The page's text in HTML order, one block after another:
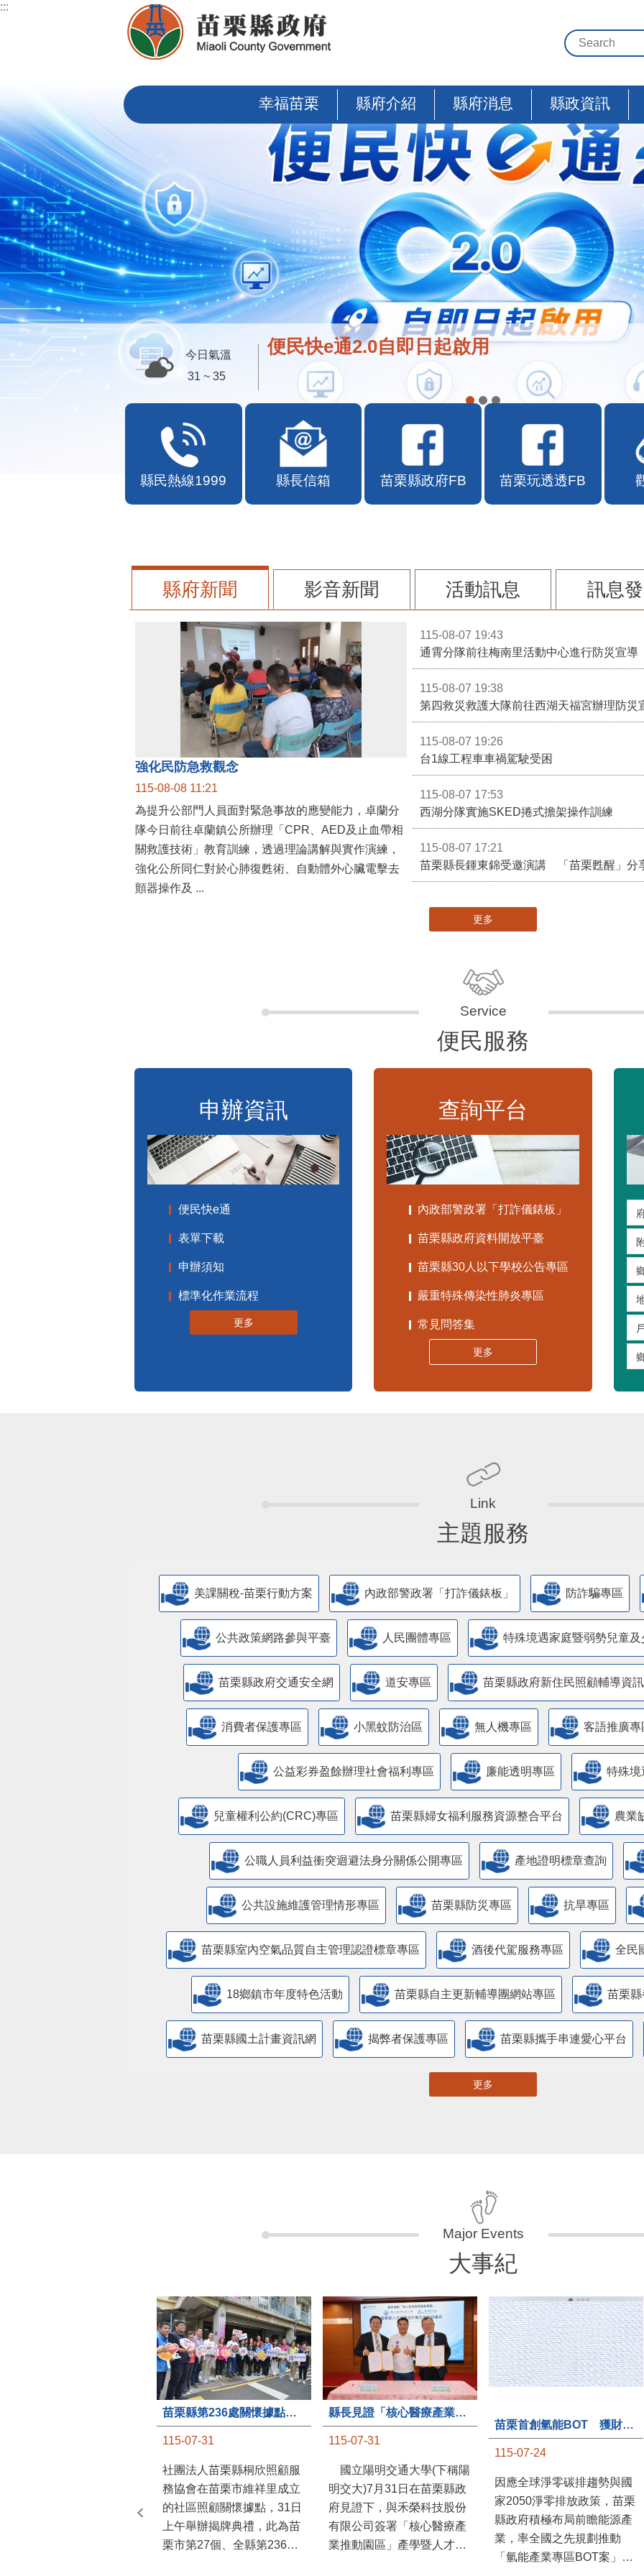
跳到主要內容區塊
:::
幸福苗栗 縣府介紹 縣府消息 縣政資訊
便民快e通2.0自即日起啟用
今日氣溫
31 ~ 35
縣民熱線1999 縣長信箱 苗栗縣政府FB 苗栗玩透透FB
縣府新聞 影音新聞 活動訊息 訊息
強化民防急救觀念
115-08-08 11:21
為提升公部門人員面對緊急事故的應變能力，卓蘭分
隊今日前往卓蘭鎮公所辦理「CPR、AED及止血帶相
關救護技術」教育訓練，透過理論講解與實作演練，
強化公所同仁對於心肺復甦術、自動體外心臟電擊去
顫器操作及 ...
115-08-07 19:43
通霄分隊前往梅南里活動中心進行防災宣導
115-08-07 19:38
第四救災救護大隊前往西湖天福宮辦理防災
115-08-07 19:26
台1線工程車車禍駕駛受困
115-08-07 17:53
西湖分隊實施SKED捲式擔架操作訓練
115-08-07 17:21
苗栗縣長鍾東錦受邀演講 「苗栗甦醒」分
更多
便民服務
申辦資訊
便民快e通
表單下載
申辦須知
標準化作業流程
更多
查詢平台
內政部警政署「打詐儀錶板」
苗栗縣政府資料開放平臺
苗栗縣30人以下學校公告專區
嚴重特殊傳染性肺炎專區
常見問答集
更多
主題服務
美課關稅-苗栗行動方案 內政部警政署「打詐儀錶板」 防詐騙專區
公共政策網路參與平臺 人民團體專區 特殊境遇家庭暨弱勢兒童
苗栗縣政府交通安全網 道安專區 苗栗縣政府新住民照顧輔導資
消費者保護專區 小黑蚊防治區 無人機專區 客語推廣專
公益彩券盈餘辦理社會福利專區 廉能透明專區 特殊境
兒童權利公約(CRC)專區 苗栗縣婦女福利服務資源整合平台 農業
公職人員利益衝突迴避法身分關係公開專區 產地證明標章查詢
​公共設施維護管理情形專區 苗栗縣防災專區 抗旱專區
苗栗縣室內空氣品質自主管理認證標章專區 酒後代駕服務專區 全民
18鄉鎮市年度特色活動 苗栗縣自主更新輔導團網站專區 苗栗
苗栗縣國土計畫資訊網 揭弊者保護專區 苗栗縣攜手串連愛心平台
更多
大事紀
苗栗縣第236處關懷據點在苗栗市維祥里揭牌
115-07-31
社團法人苗栗縣桐欣照顧服
務協會在苗栗市維祥里成立
的社區照顧關懷據點，31日
上午舉辦揭牌典禮，此為苗
栗市第27個、全縣第236處
縣長見證「核心醫療產業推動園區」產學合作簽約儀式
115-07-31
國立陽明交通大學(下稱陽
明交大)7月31日在苗栗縣政
府見證下，與禾榮科技股份
有限公司簽署「核心醫療產
業推動園區」產學暨人才培
苗栗首創氫能BOT 獲財政部「突破之翼」肯定
115-07-24
因應全球淨零碳排趨勢與國
家2050淨零排放政策，苗栗
縣政府積極布局前瞻能源產
業，率全國之先規劃推動
「氫能產業專區BOT案」，